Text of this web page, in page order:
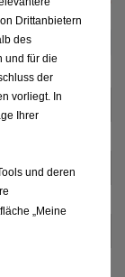
Drittanbietern
des
und für die
der
vorliegt. In
Ihrer
und deren
„Meine